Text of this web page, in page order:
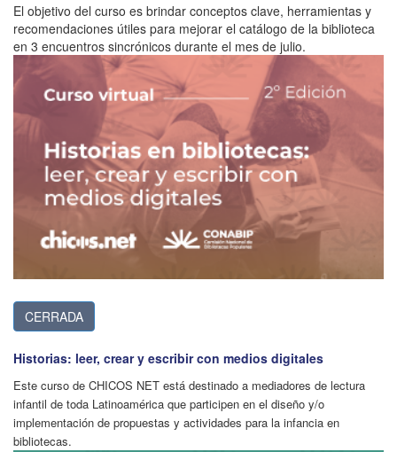
El objetivo del curso es brindar conceptos clave, herramientas y
recomendaciones útiles para mejorar el catálogo de la biblioteca
en 3 encuentros sincrónicos durante el mes de julio.
CERRADA
Historias: leer, crear y escribir con medios digitales
Este curso de CHICOS NET está destinado a mediadores de lectura
infantil de toda Latinoamérica que participen en el diseño y/o
implementación de propuestas y actividades para la infancia en
bibliotecas.